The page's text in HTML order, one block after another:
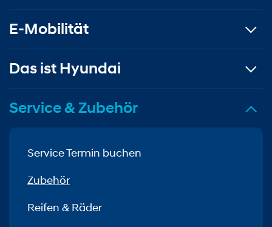
E-Mobilität
Das ist Hyundai
Service & Zubehör
Service Termin buchen
Zubehör
Reifen & Räder